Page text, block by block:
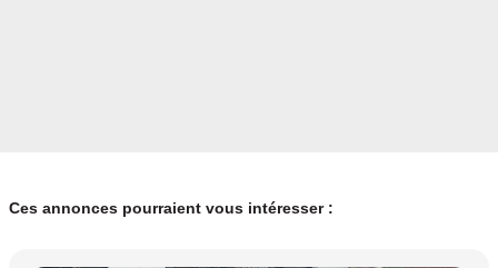
Ces annonces pourraient vous intéresser :